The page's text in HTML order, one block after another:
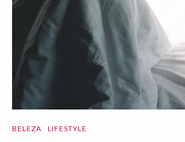
BELEZA LIFESTYLE